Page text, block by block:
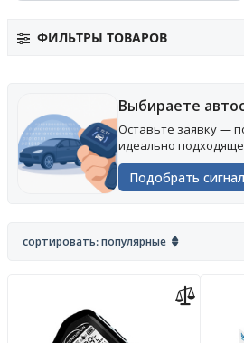
ФИЛЬТРЫ ТОВАРОВ
Выбираете
Оставьте заявку —
идеально
Подобрать
сортировать: популярные